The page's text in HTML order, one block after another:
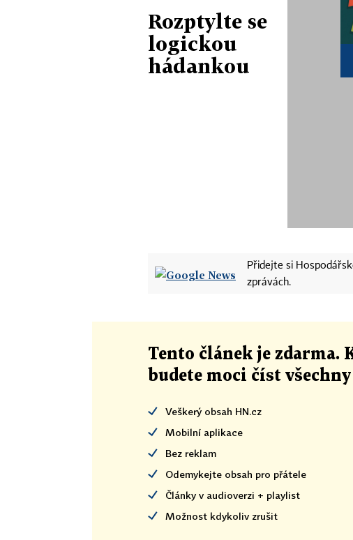
Rozptylte se
logickou
hádankou
Přidejte si
zprávách.
Tento článek je zdarma.
budete moci číst
Veškerý obsah HN.cz
Mobilní aplikace
Bez reklam
Odemykejte obsah pro přátele
Články v audioverzi + playlist
Možnost kdykoliv zrušit